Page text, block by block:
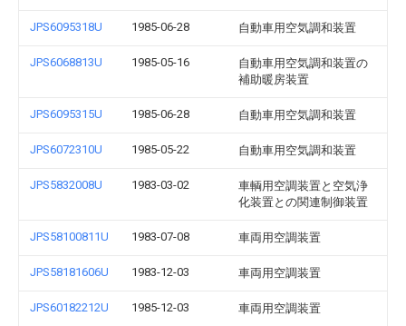
JPS6095318U 1985-06-28 自動車用空気調和装置
JPS6068813U 1985-05-16
自動車用空気調和装置の
補助暖房装置
JPS6095315U 1985-06-28 自動車用空気調和装置
JPS6072310U 1985-05-22 自動車用空気調和装置
JPS5832008U 1983-03-02
車輌用空調装置と空気浄
化装置との関連制御装置
JPS58100811U 1983-07-08 車両用空調装置
JPS58181606U 1983-12-03 車両用空調装置
JPS60182212U 1985-12-03 車両用空調装置